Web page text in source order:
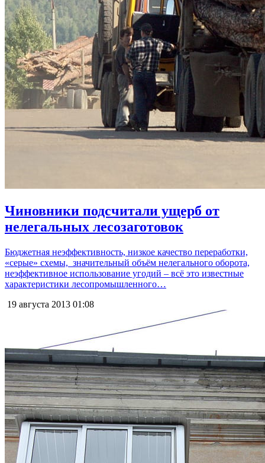
Чиновники подсчитали ущерб от
нелегальных лесозаготовок
Бюджетная неэффективность, низкое качество переработки,
«серые» схемы, значительный объём нелегального оборота,
неэффективное использование угодий – всё это известные
характеристики лесопромышленного…
19 августа 2013 01:08